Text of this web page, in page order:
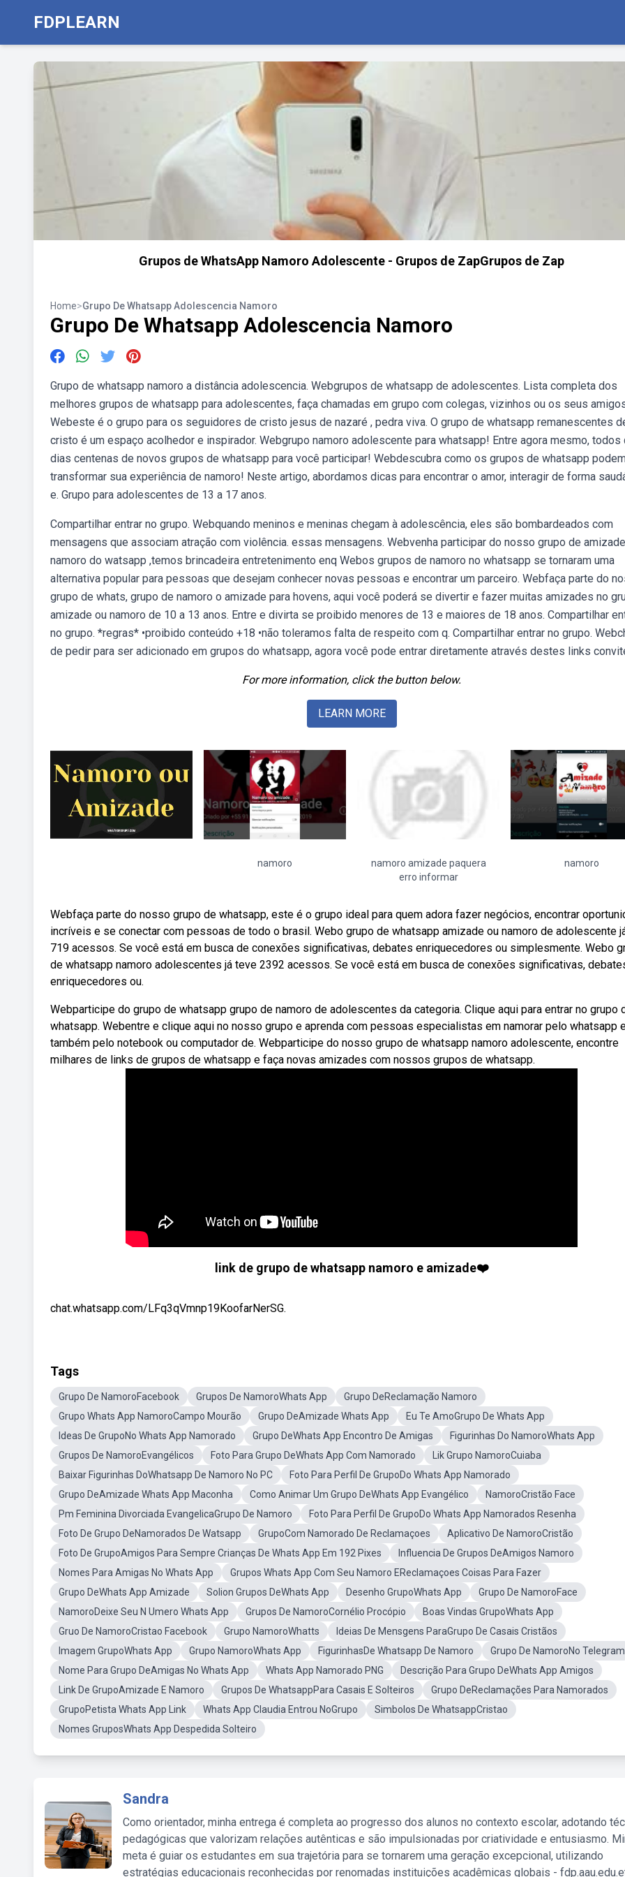
FDPLEARN
Grupos de WhatsApp Namoro Adolescente - Grupos de ZapGrupos de Zap
Home>Grupo De Whatsapp Adolescencia Namoro
Grupo De Whatsapp Adolescencia Namoro
Grupo de whatsapp namoro a distância adolescencia. Webgrupos de whatsapp de adolescentes. Lista completa dos
melhores grupos de whatsapp para adolescentes, faça chamadas em grupo com colegas, vizinhos ou os seus
Webeste é o grupo para os seguidores de cristo jesus de nazaré , pedra viva. O grupo de whatsapp remanescentes
cristo é um espaço acolhedor e inspirador. Webgrupo namoro adolescente para whatsapp! Entre agora mesmo, todos
dias centenas de novos grupos de whatsapp para você participar! Webdescubra como os grupos de whatsapp
transformar sua experiência de namoro! Neste artigo, abordamos dicas para encontrar o amor, interagir de forma
e. Grupo para adolescentes de 13 a 17 anos.
Compartilhar entrar no grupo. Webquando meninos e meninas chegam à adolescência, eles são bombardeados com
mensagens que associam atração com violência. essas mensagens. Webvenha participar do nosso grupo de
namoro do watsapp ,temos brincadeira entretenimento enq Webos grupos de namoro no whatsapp se tornaram uma
alternativa popular para pessoas que desejam conhecer novas pessoas e encontrar um parceiro. Webfaça parte do
grupo de whats, grupo de namoro o amizade para hovens, aqui você poderá se divertir e fazer muitas amizades no
amizade ou namoro de 10 a 13 anos. Entre e divirta se proibido menores de 13 e maiores de 18 anos. Compartilhar
no grupo. *regras* •proibido conteúdo +18 •não toleramos falta de respeito com q. Compartilhar entrar no grupo.
de pedir para ser adicionado em grupos do whatsapp, agora você pode entrar diretamente através destes links
For more information, click the button below.
LEARN MORE
namoro
namoro amizade paquera
erro informar
namoro
Webfaça parte do nosso grupo de whatsapp, este é o grupo ideal para quem adora fazer negócios, encontrar
incríveis e se conectar com pessoas de todo o brasil. Webo grupo de whatsapp amizade ou namoro de adolescente
719 acessos. Se você está em busca de conexões significativas, debates enriquecedores ou simplesmente. Webo
de whatsapp namoro adolescentes já teve 2392 acessos. Se você está em busca de conexões significativas,
enriquecedores ou.
Webparticipe do grupo de whatsapp grupo de namoro de adolescentes da categoria. Clique aqui para entrar no grupo
whatsapp. Webentre e clique aqui no nosso grupo e aprenda com pessoas especialistas em namorar pelo whatsapp
também pelo notebook ou computador de. Webparticipe do nosso grupo de whatsapp namoro adolescente, encontre
milhares de links de grupos de whatsapp e faça novas amizades com nossos grupos de whatsapp.
link de grupo de whatsapp namoro e amizade❤️
chat.whatsapp.com/LFq3qVmnp19KoofarNerSG.
Tags
Grupo De NamoroFacebook Grupos De NamoroWhats App
Grupo DeReclamação Namoro
Grupo Whats App NamoroCampo Mourão
Grupo DeAmizade Whats App
Eu Te AmoGrupo De Whats App
Ideas De GrupoNo Whats App Namorado
Grupo DeWhats App Encontro De Amigas
Figurinhas Do NamoroWhats App
Grupos De NamoroEvangélicos
Foto Para Grupo DeWhats App Com Namorado
Lik Grupo NamoroCuiaba
Baixar Figurinhas DoWhatsapp De Namoro No PC
Foto Para Perfil De GrupoDo Whats App Namorado
Grupo DeAmizade Whats App Maconha
Como Animar Um Grupo DeWhats App Evangélico
NamoroCristão Face
Pm Feminina Divorciada EvangelicaGrupo De Namoro
Foto Para Perfil De GrupoDo Whats App Namorados Resenha
Foto De Grupo DeNamorados De Watsapp
GrupoCom Namorado De Reclamaçoes
Aplicativo De NamoroCristão
Foto De GrupoAmigos Para Sempre Crianças De Whats App Em 192 Pixes
Influencia De Grupos DeAmigos Namoro
Nomes Para Amigas No Whats App
Grupos Whats App Com Seu Namoro EReclamaçoes Coisas Para Fazer
Grupo DeWhats App Amizade
Solion Grupos DeWhats App Desenho GrupoWhats App
Grupo De NamoroFace
NamoroDeixe Seu N Umero Whats App
Grupos De NamoroCornélio Procópio
Boas Vindas GrupoWhats App
Gruo De NamoroCristao Facebook
Grupo NamoroWhatts
Ideias De Mensgens ParaGrupo De Casais Cristãos
Imagem GrupoWhats App
Grupo NamoroWhats App FigurinhasDe Whatsapp De Namoro
Grupo De NamoroNo Telegram
Nome Para Grupo DeAmigas No Whats App
Whats App Namorado PNG
Descrição Para Grupo DeWhats App Amigos
Link De GrupoAmizade E Namoro
Grupos De WhatsappPara Casais E Solteiros
Grupo DeReclamações Para Namorados
GrupoPetista Whats App Link
Whats App Claudia Entrou NoGrupo
Simbolos De WhatsappCristao
Nomes GruposWhats App Despedida Solteiro
Sandra
Como orientador, minha entrega é completa ao progresso dos alunos no contexto escolar, adotando
pedagógicas que valorizam relações autênticas e são impulsionadas por criatividade e entusiasmo.
meta é guiar os estudantes em sua trajetória para se tornarem uma geração excepcional, utilizando
estratégias educacionais reconhecidas por renomadas instituições acadêmicas globais -